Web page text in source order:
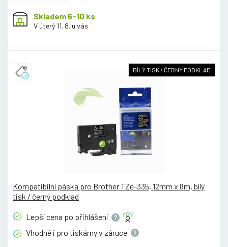
Skladem 6-10 ks
V úterý 11. 8. u vás
BÍLÝ TISK / ČERNÝ PODKLAD
Kompatibilní páska pro Brother TZe-335, 12mm x 8m, bílý
tisk / černý podklad
Lepší cena po přihlášení
Vhodné i pro tiskárny v záruce